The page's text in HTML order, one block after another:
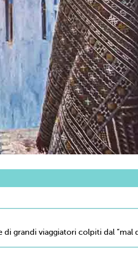
grandi viaggiatori colpiti dal “mal